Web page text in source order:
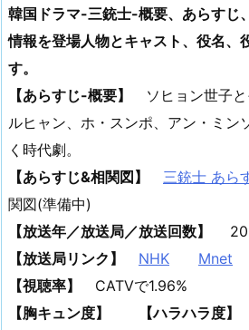
韓国ドラマ-三銃士-概要、あらすじ
情報を登場人物とキャスト、役名、
す。
【あらすじ-概要】
ソヒョン世子
ルヒャン、ホ・スンポ、アン・ミン
く時代劇。
【あらすじ&相関図】
三銃士 あら
関図(準備中)
【放送年／放送局／放送回数】
【放送局リンク】
NHK Mnet
【視聴率】
CATVで1.96%
【胸キュン度】
【ハラハラ度】